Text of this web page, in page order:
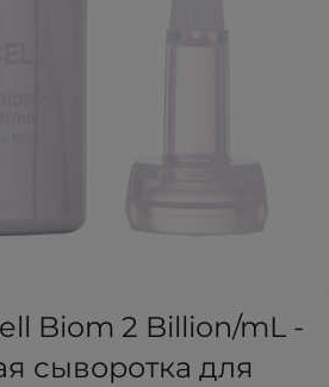
Biom 2 Billion/mL -
сыворотка для